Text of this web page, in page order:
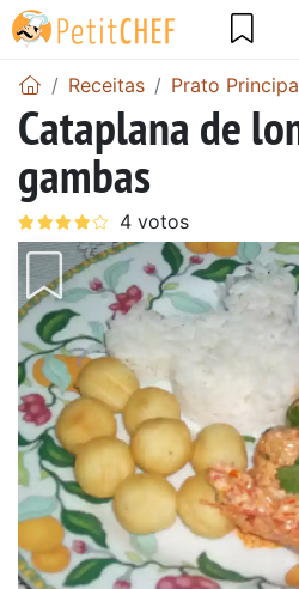
Receitas Prato
Cataplana de
gambas